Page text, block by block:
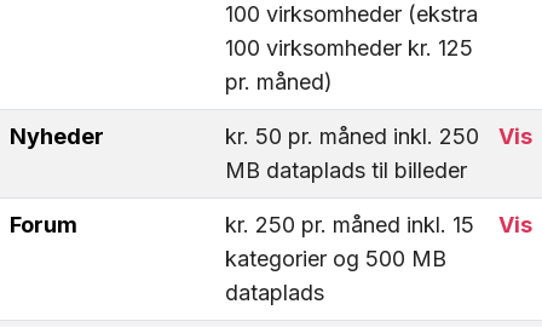
100 virksomheder (ekstra
100 virksomheder kr. 125
pr. måned)
Nyheder
kr. 50 pr. måned inkl. 250
MB dataplads til billeder
Vis
Forum
kr. 250 pr. måned inkl. 15
kategorier og 500 MB
dataplads
Vis